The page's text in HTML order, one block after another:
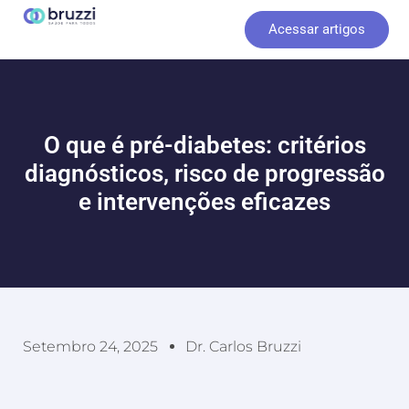
o
Acessar artigos
O que é pré-diabetes: critérios
diagnósticos, risco de progressão
e intervenções eficazes
Setembro 24, 2025 Dr. Carlos Bruzzi